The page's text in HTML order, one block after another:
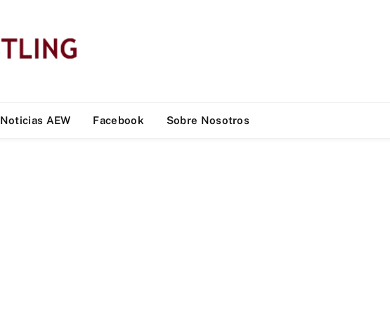
Noticias AEW Facebook Sobre Nosotros